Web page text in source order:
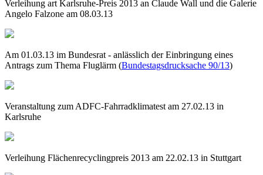
Verleihung art Karlsruhe-Preis 2013 an Claude Wall und die Galerie
Angelo Falzone am 08.03.13
Am 01.03.13 im Bundesrat - anlässlich der Einbringung eines
Antrags zum Thema Fluglärm (Bundestagsdrucksache 90/13)
Veranstaltung zum ADFC-Fahrradklimatest am 27.02.13 in
Karlsruhe
Verleihung Flächenrecyclingpreis 2013 am 22.02.13 in Stuttgart